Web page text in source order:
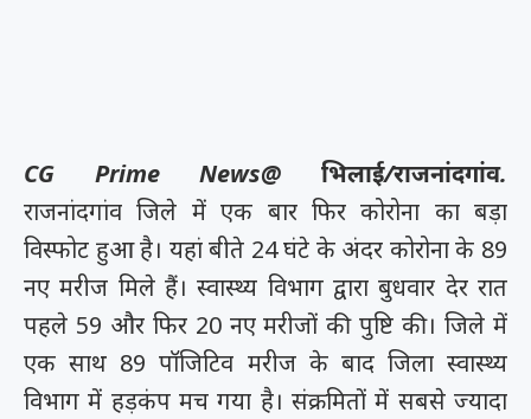
CG Prime News@ भिलाई/राजनांदगांव.
राजनांदगांव जिले में एक बार फिर कोरोना का बड़ा
विस्फोट हुआ है। यहां बीते 24 घंटे के अंदर कोरोना के 89
नए मरीज मिले हैं। स्वास्थ्य विभाग द्वारा बुधवार देर रात
पहले 59 और फिर 20 नए मरीजों की पुष्टि की। जिले में
एक साथ 89 पॉजिटिव मरीज के बाद जिला स्वास्थ्य
विभाग में हड़कंप मच गया है। संक्रमितों में सबसे ज्यादा